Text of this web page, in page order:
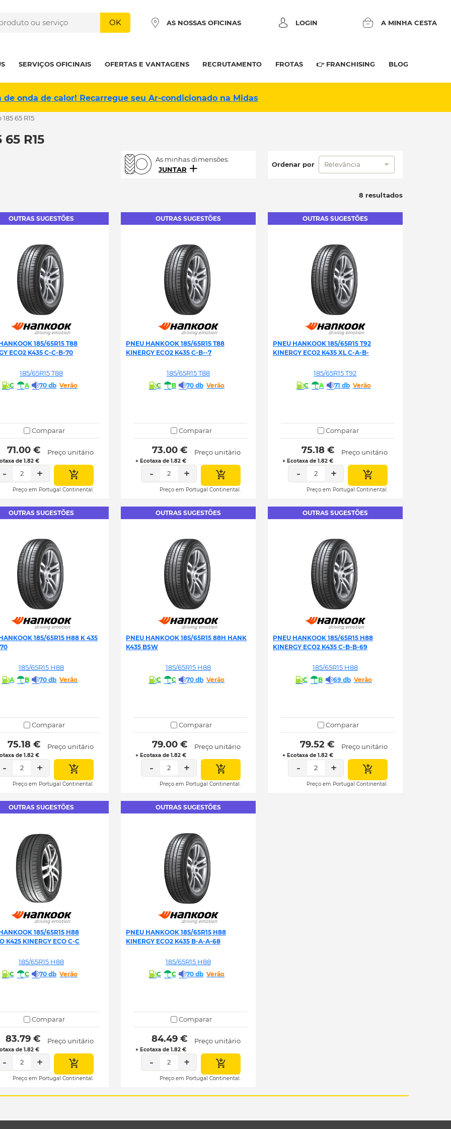
OK AS NOSSAS OFICINAS LOGIN A MINHA CESTA
SERVIÇOS OFICINAIS OFERTAS E VANTAGENS RECRUTAMENTO FROTAS 👉 FRANCHISING BLOG
de onda de calor! Recarregue seu Ar-condicionado na Midas
65 R15
R15
As minhas dimensões:
JUNTAR
Ordenar por Relevância
8 resultados
OUTRAS SUGESTÕES
185/65R15 T88
ECO2 K435 C-C-B-70
185/65R15 T88
C A 70 db Verão
Comparar
71.00 €
de 1.82 €
Preço unitário
- 2 +
Preço em Portugal Continental.
OUTRAS SUGESTÕES
PNEU HANKOOK 185/65R15 T88
KINERGY ECO2 K435 C-B--7
185/65R15 T88
C B 70 db Verão
Comparar
73.00 €
+ Ecotaxa de 1.82 €
Preço unitário
- 2 +
Preço em Portugal Continental.
OUTRAS SUGESTÕES
PNEU HANKOOK 185/65R15 T92
KINERGY ECO2 K435 XL C-A-B-
185/65R15 T92
C A 71 db Verão
Comparar
75.18 €
+ Ecotaxa de 1.82 €
Preço unitário
- 2 +
Preço em Portugal Continental.
OUTRAS SUGESTÕES
185/65R15 H88 K 435
185/65R15 H88
A B 70 db Verão
Comparar
75.18 €
de 1.82 €
Preço unitário
- 2 +
Preço em Portugal Continental.
OUTRAS SUGESTÕES
PNEU HANKOOK 185/65R15 88H HANK
K435 BSW
185/65R15 H88
C C 70 db Verão
Comparar
79.00 €
+ Ecotaxa de 1.82 €
Preço unitário
- 2 +
Preço em Portugal Continental.
OUTRAS SUGESTÕES
PNEU HANKOOK 185/65R15 H88
KINERGY ECO2 K435 C-B-B-69
185/65R15 H88
C B 69 db Verão
Comparar
79.52 €
+ Ecotaxa de 1.82 €
Preço unitário
- 2 +
Preço em Portugal Continental.
OUTRAS SUGESTÕES
185/65R15 H88
K425 KINERGY ECO C-C
185/65R15 H88
C C 70 db Verão
Comparar
83.79 €
de 1.82 €
Preço unitário
- 2 +
Preço em Portugal Continental.
OUTRAS SUGESTÕES
PNEU HANKOOK 185/65R15 H88
KINERGY ECO2 K435 B-A-A-68
185/65R15 H88
C C 70 db Verão
Comparar
84.49 €
+ Ecotaxa de 1.82 €
Preço unitário
- 2 +
Preço em Portugal Continental.